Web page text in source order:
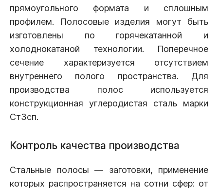
прямоугольного формата и сплошным
профилем. Полосовые изделия могут быть
изготовлены по горячекатанной и
холоднокатаной технологии. Поперечное
сечение характеризуется отсутствием
внутреннего полого пространства. Для
производства полос используется
конструкционная углеродистая сталь марки
Ст3сп.
Контроль качества производства
Стальные полосы — заготовки, применение
которых распространяется на сотни сфер: от